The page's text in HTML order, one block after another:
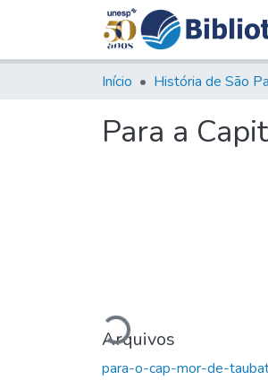
Início História de São
Para a
Carregando...
Arquivos
para-o-cap-mor-de-